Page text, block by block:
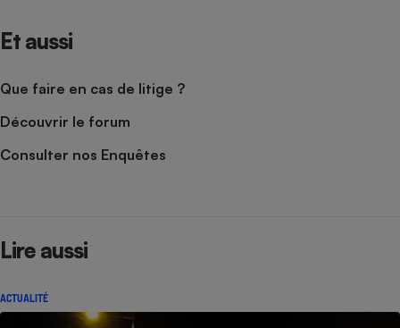
Et aussi
Que faire en cas de litige ?
Découvrir le forum
Consulter nos Enquêtes
Lire aussi
ACTUALITÉ